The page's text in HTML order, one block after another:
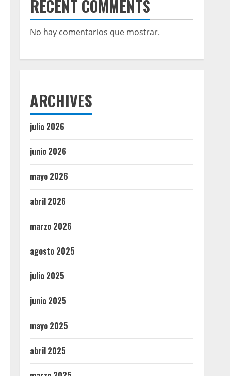
RECENT COMMENTS
No hay comentarios que mostrar.
ARCHIVES
julio 2026
junio 2026
mayo 2026
abril 2026
marzo 2026
agosto 2025
julio 2025
junio 2025
mayo 2025
abril 2025